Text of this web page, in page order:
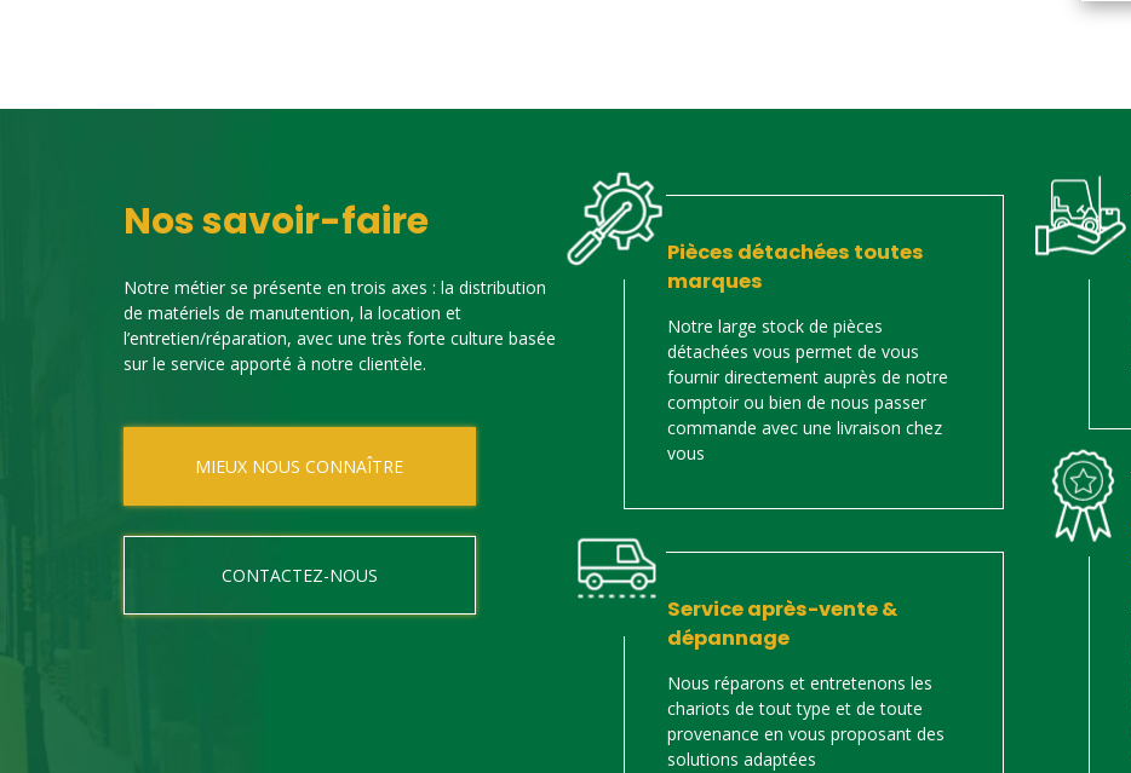
Nos savoir-faire
Notre métier se présente en trois axes : la distribution
de matériels de manutention, la location et
l’entretien/réparation, avec une très forte culture basée
sur le service apporté à notre clientèle.
MIEUX NOUS CONNAÎTRE
CONTACTEZ-NOUS
Pièces détachées toutes
marques
Notre large stock de pièces
détachées vous permet de vous
fournir directement auprès de notre
comptoir ou bien de nous passer
commande avec une livraison chez
vous
Service après-vente &
dépannage
Nous réparons et entretenons les
chariots de tout type et de toute
provenance en vous proposant des
solutions adaptées